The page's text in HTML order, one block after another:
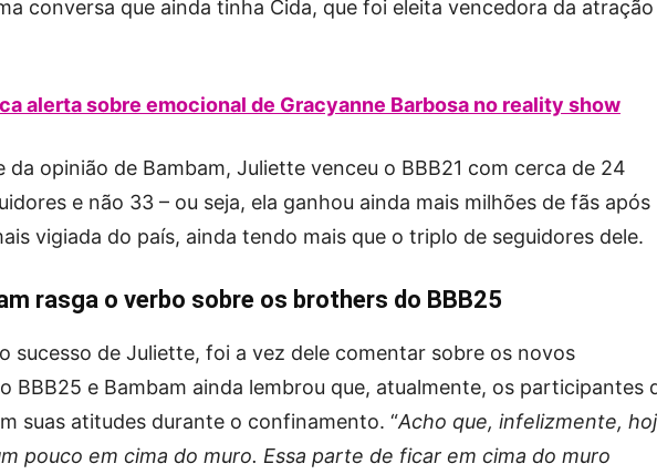
conversa que ainda tinha Cida, que foi eleita vencedora da
alerta sobre emocional de Gracyanne Barbosa no reality show
da opinião de Bambam, Juliette venceu o BBB21 com cerca de 24
e não 33 – ou seja, ela ganhou ainda mais milhões de fãs após
vigiada do país, ainda tendo mais que o triplo de seguidores dele.
rasga o verbo sobre os brothers do BBB25
sucesso de Juliette, foi a vez dele comentar sobre os novos
BBB25 e Bambam ainda lembrou que, atualmente, os participantes
suas atitudes durante o confinamento. “Acho que, infelizmente,
pouco em cima do muro. Essa parte de ficar em cima do muro